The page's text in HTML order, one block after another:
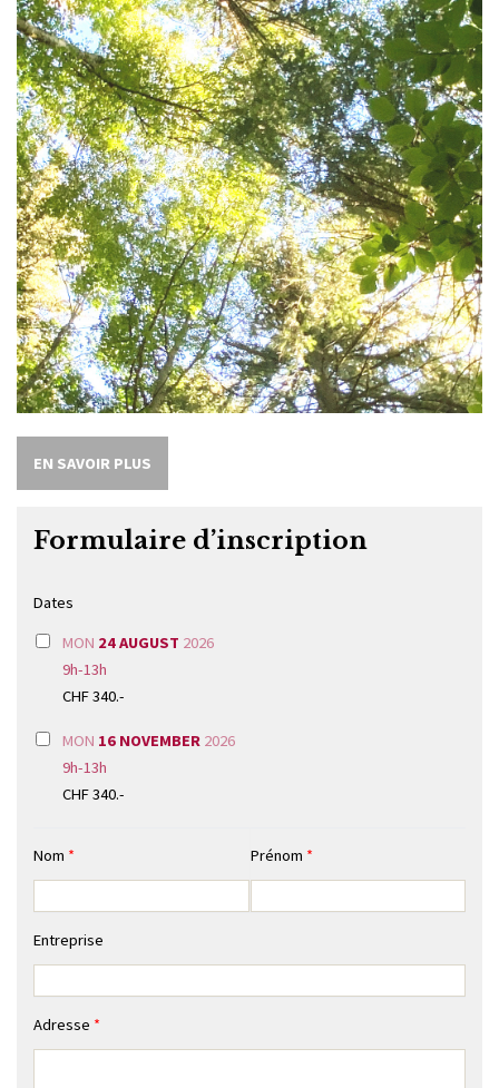
EN SAVOIR PLUS
Formulaire d’inscription
Dates
MON 24 AUGUST 2026
9h-13h
CHF 340.-
MON 16 NOVEMBER 2026
9h-13h
CHF 340.-
Nom * Prénom *
Entreprise
Adresse *